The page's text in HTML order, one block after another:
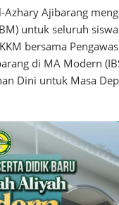
Azhary Ajibarang
untuk seluruh siswa
bersama
di MA Modern
Dini untuk Masa